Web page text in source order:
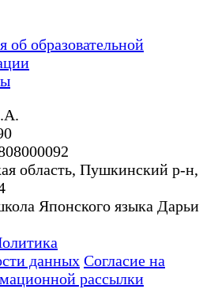
об образовательной
область, Пушкинский р-н,
Японского языка Дарьи
данных Согласие на
рассылки